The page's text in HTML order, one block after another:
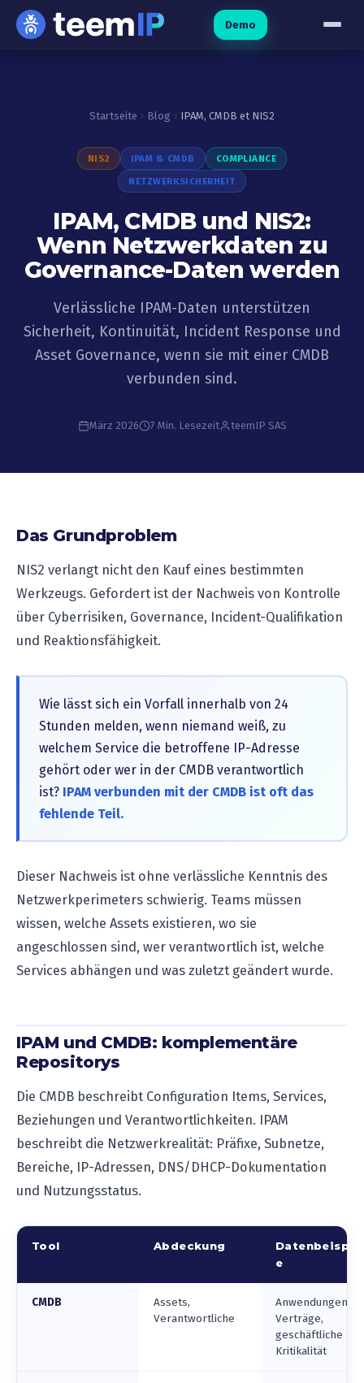
Zum Inhalt springen
Demo
Startseite Blog IPAM, CMDB et NIS2
NIS2 IPAM & CMDB
COMPLIANCE
NETZWERKSICHERHEIT
IPAM, CMDB und NIS2:
Wenn Netzwerkdaten zu
Governance-Daten werden
Verlässliche IPAM-Daten unterstützen
Sicherheit, Kontinuität, Incident Response und
Asset Governance, wenn sie mit einer CMDB
verbunden sind.
März 2026 7 Min. Lesezeit teemIP SAS
Das Grundproblem
NIS2 verlangt nicht den Kauf eines bestimmten
Werkzeugs. Gefordert ist der Nachweis von Kontrolle
über Cyberrisiken, Governance, Incident-Qualifikation
und Reaktionsfähigkeit.
Wie lässt sich ein Vorfall innerhalb von 24
Stunden melden, wenn niemand weiß, zu
welchem Service die betroffene IP-Adresse
gehört oder wer in der CMDB verantwortlich
ist? IPAM verbunden mit der CMDB ist oft das
fehlende Teil.
Dieser Nachweis ist ohne verlässliche Kenntnis des
Netzwerkperimeters schwierig. Teams müssen
wissen, welche Assets existieren, wo sie
angeschlossen sind, wer verantwortlich ist, welche
Services abhängen und was zuletzt geändert wurde.
IPAM und CMDB: komplementäre
Repositorys
Die CMDB beschreibt Configuration Items, Services,
Beziehungen und Verantwortlichkeiten. IPAM
beschreibt die Netzwerkrealität: Präfixe, Subnetze,
Bereiche, IP-Adressen, DNS/DHCP-Dokumentation
und Nutzungsstatus.
Tool Abdeckung
e
CMDB
Assets,
Verantwortliche
Anwendungen,
Verträge,
geschäftliche
Kritikalität